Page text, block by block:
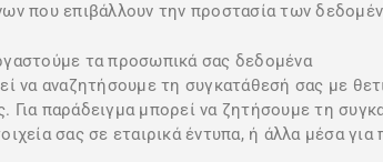
που επιβάλλουν την προστασία των
τα προσωπικά σας δεδομένα
να αναζητήσουμε τη συγκατάθεσή σας με
παράδειγμα μπορεί να ζητήσουμε τη
σας σε εταιρικά έντυπα, ή άλλα μέσα